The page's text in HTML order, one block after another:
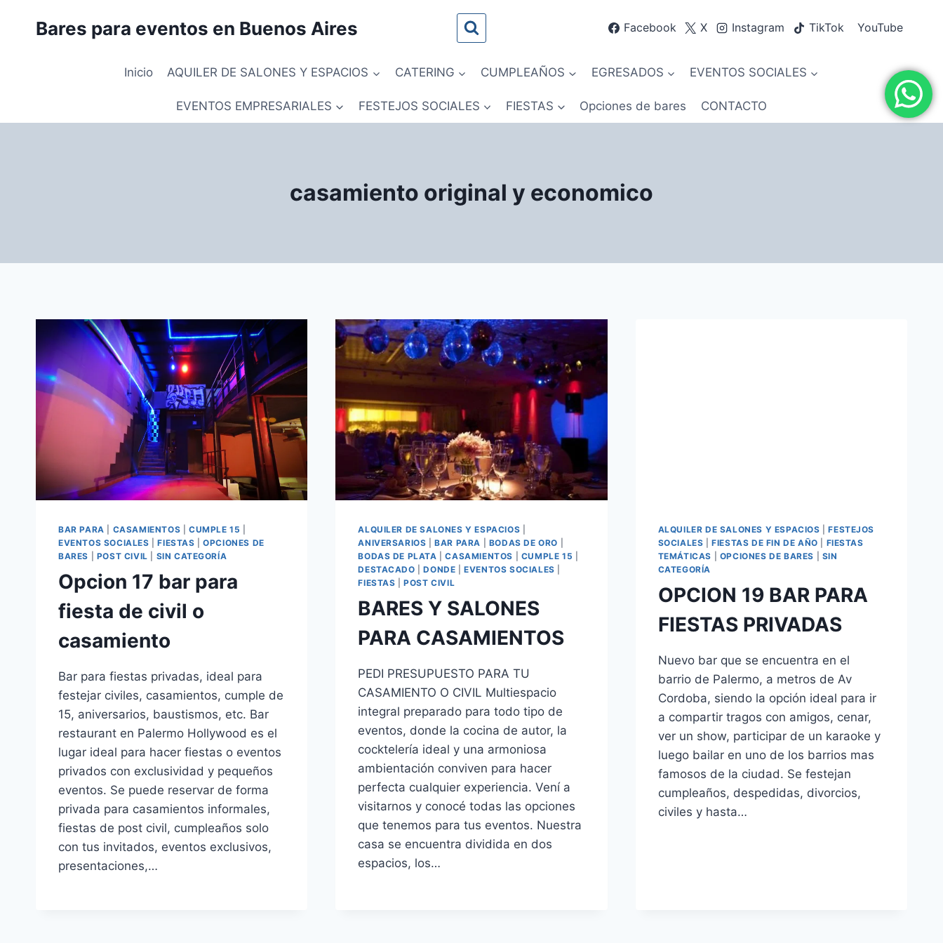
Bares para eventos en Buenos Aires Facebook X Instagram TikTok YouTube
Inicio AQUILER DE SALONES Y ESPACIOS CATERING CUMPLEAÑOS EGRESADOS EVENTOS SOCIALES
EVENTOS EMPRESARIALES FESTEJOS SOCIALES FIESTAS Opciones de bares CONTACTO
casamiento original y economico
BAR PARA CASAMIENTOS CUMPLE 15
EVENTOS SOCIALES |FIESTAS |OPCIONES DE
BARES
POST CIVIL SIN CATEGORÍA
Opcion 17 bar para
fiesta de civil o
casamiento
Bar para fiestas privadas, ideal para
festejar civiles, casamientos, cumple de
15, aniversarios, baustismos, etc. Bar
restaurant en Palermo Hollywood es el
lugar ideal para hacer fiestas o eventos
privados con exclusividad y pequeños
eventos. Se puede reservar de forma
privada para casamientos informales,
fiestas de post civil, cumpleaños solo
con tus invitados, eventos exclusivos,
presentaciones,…
ALQUILER DE SALONES Y ESPACIOS
ANIVERSARIOS |BAR PARA BODAS DE ORO
BODAS DE PLATA
|CASAMIENTOS CUMPLE 15
DESTACADO |DONDE |EVENTOS SOCIALES
FIESTAS |POST CIVIL
BARES Y SALONES
PARA CASAMIENTOS
PEDI PRESUPUESTO PARA TU
CASAMIENTO O CIVIL Multiespacio
integral preparado para todo tipo de
eventos, donde la cocina de autor, la
cocktelería ideal y una armoniosa
ambientación conviven para hacer
perfecta cualquier experiencia. Vení a
visitarnos y conocé todas las opciones
que tenemos para tus eventos. Nuestra
casa se encuentra dividida en dos
espacios, los…
ALQUILER DE SALONES Y ESPACIOS |FESTEJOS
SOCIALES |FIESTAS DE FIN DE AÑO
FIESTAS
TEMÁTICAS
OPCIONES DE BARES
SIN
CATEGORÍA
OPCION 19 BAR PARA
FIESTAS PRIVADAS
Nuevo bar que se encuentra en el
barrio de Palermo, a metros de Av
Cordoba, siendo la opción ideal para ir
a compartir tragos con amigos, cenar,
ver un show, participar de un karaoke y
luego bailar en uno de los barrios mas
famosos de la ciudad. Se festejan
cumpleaños, despedidas, divorcios,
civiles y hasta…